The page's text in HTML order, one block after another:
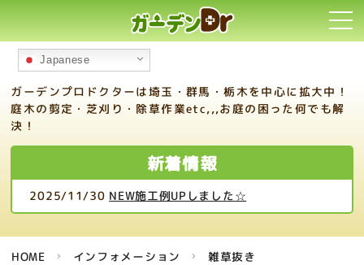
Japanese
ガーデンプロドクターは埼玉・群馬・栃木を中心に拡大中！
庭木の剪定・芝刈り・除草作業etc,,,お庭の困った何でも解
決！
新着情報
2025/11/30 NEW施工例UPしました☆
HOME インフォメーション 雑草抜き